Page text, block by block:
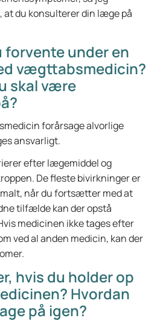
du konsulterer din læge på
forvente under en
vægttabsmedicin?
skal være
forårsage alvorlige
ansvarligt.
efter lægemiddel og
De fleste bivirkninger er
når du fortsætter med at
tilfælde kan der opstå
medicinen ikke tages efter
ved al anden medicin, kan der
hvis du holder op
Hvordan
på igen?